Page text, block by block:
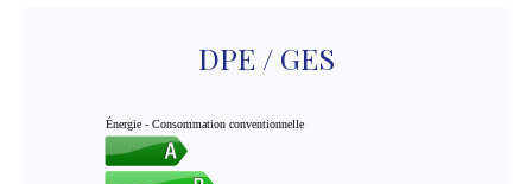
DPE / GES
Énergie - Consommation conventionnelle